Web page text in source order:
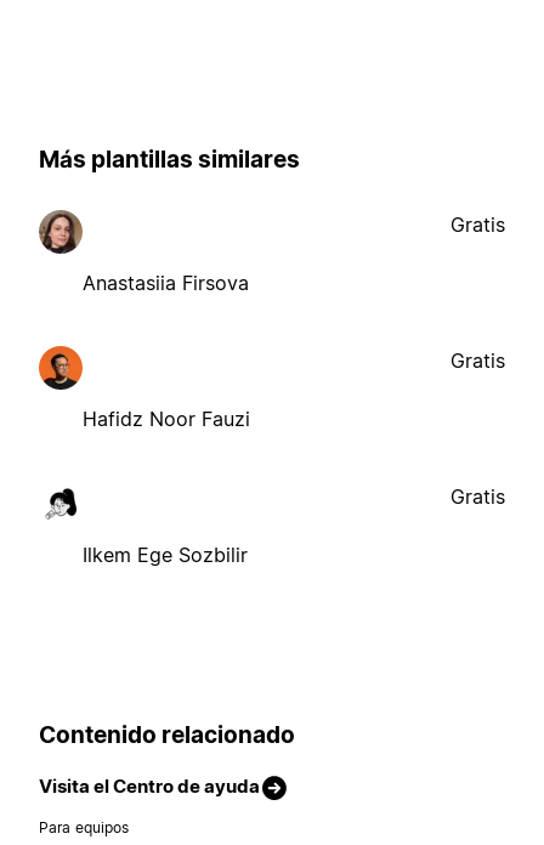
Más plantillas similares
Anastasiia Firsova
Gratis
Hafidz Noor Fauzi
Gratis
Ilkem Ege Sozbilir
Gratis
Contenido relacionado
Visita el Centro de ayuda
Para equipos